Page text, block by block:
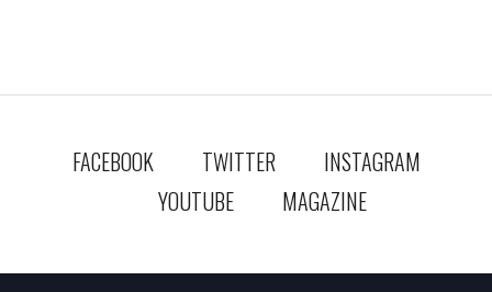
FACEBOOK TWITTER
INSTAGRAM
YOUTUBE
MAGAZINE